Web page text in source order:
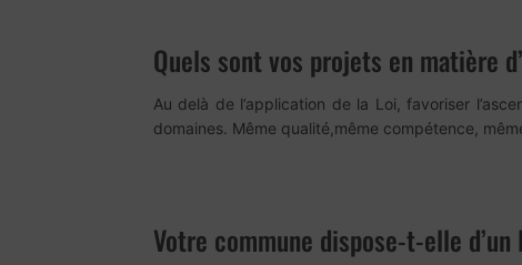
Quels sont vos projets en matière
Au delà de l’application de la Loi, favoriser
domaines. Même qualité,même compétence,
Votre commune dispose-t-elle